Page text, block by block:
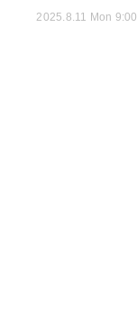
2025.8.11 Mon 9:00